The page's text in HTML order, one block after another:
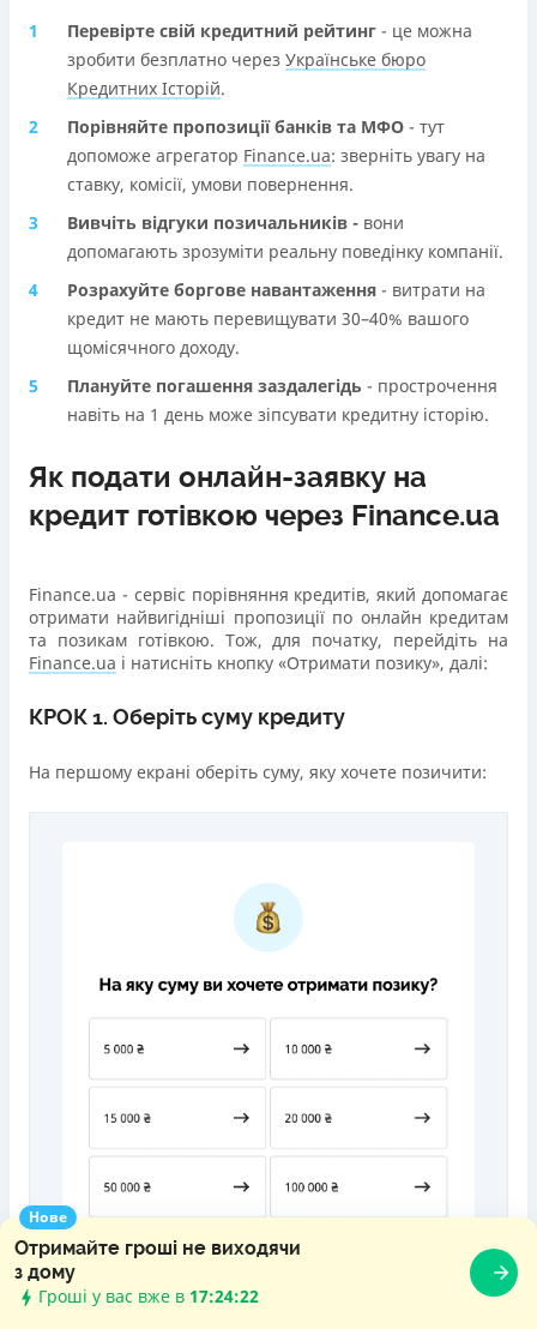
Нове
Отримайте гроші не виходячи
з дому
Гроші у вас вже в 17:24:24
Перевірте свій кредитний рейтинг - це можна
зробити безплатно через Українське бюро
Кредитних Історій.
Порівняйте пропозиції банків та МФО - тут
допоможе агрегатор Finance.ua: зверніть увагу на
ставку, комісії, умови повернення.
Вивчіть відгуки позичальників - вони
допомагають зрозуміти реальну поведінку компанії.
Розрахуйте боргове навантаження - витрати на
кредит не мають перевищувати 30–40% вашого
щомісячного доходу.
Плануйте погашення заздалегідь - прострочення
навіть на 1 день може зіпсувати кредитну історію.
Як подати онлайн-заявку на
кредит готівкою через Finance.ua
Finance.ua - сервіс порівняння кредитів, який допомагає
отримати найвигідніші пропозиції по онлайн кредитам
та позикам готівкою. Тож, для початку, перейдіть на
Finance.ua і натисніть кнопку «Отримати позику», далі:
КРОК 1. Оберіть суму кредиту
На першому екрані оберіть суму, яку хочете позичити: